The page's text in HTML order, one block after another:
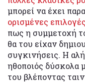
μπορεί να έχει
ορισμένες επιλογές
πως η συμμετοχή
θα του είχαν
συγκινήσεις. Η
ηθοποιός δύσκολα
του βλέποντας